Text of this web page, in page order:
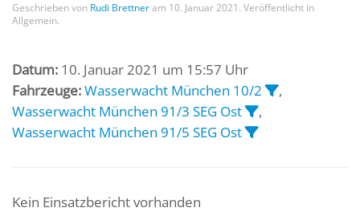
Geschrieben von Rudi Brettneram 10. Januar 2021 . Veröffentlicht in
Allgemein.
Datum: 10. Januar 2021 um 15:57 Uhr
Fahrzeuge:Wasserwacht München 10/2
,
Wasserwacht München 91/3 SEG Ost
,
Wasserwacht München 91/5 SEG Ost
Kein Einsatzbericht vorhanden